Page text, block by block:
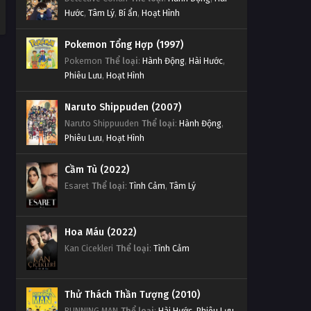
Hước, Tâm Lý, Bí ẩn, Hoạt Hình
Pokemon Tổng Hợp (1997)
Pokemon Thể loại: Hành Động, Hài Hước,
Phiêu Lưu, Hoạt Hình
Naruto Shippuden (2007)
Naruto Shippuuden Thể loại: Hành Động,
Phiêu Lưu, Hoạt Hình
Cầm Tù (2022)
Esaret Thể loại: Tình Cảm, Tâm Lý
Hoa Máu (2022)
Kan Cicekleri Thể loại: Tình Cảm
Thử Thách Thần Tượng (2010)